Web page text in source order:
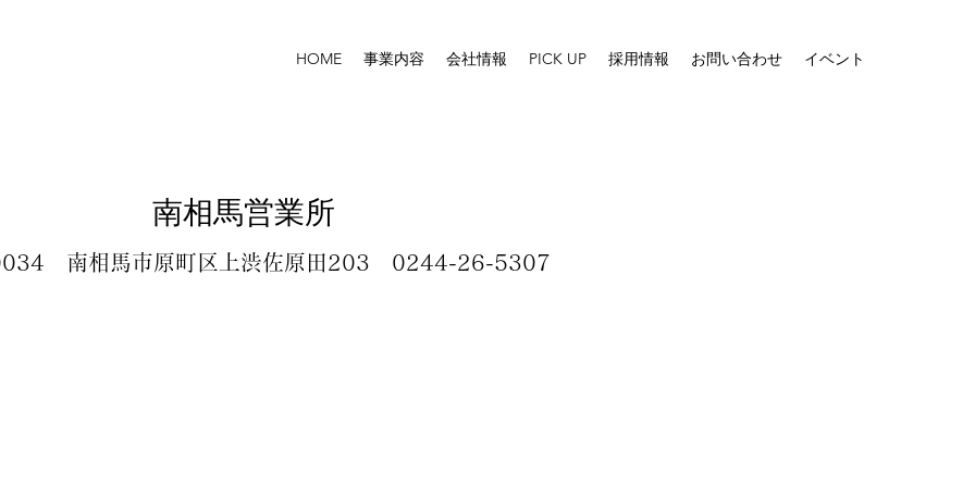
HOME 事業内容 会社情報 PICK UP 採用情報 お問い合わせ イベント
南相馬営業所
南相馬市原町区上渋佐原田203 0244-26-5307